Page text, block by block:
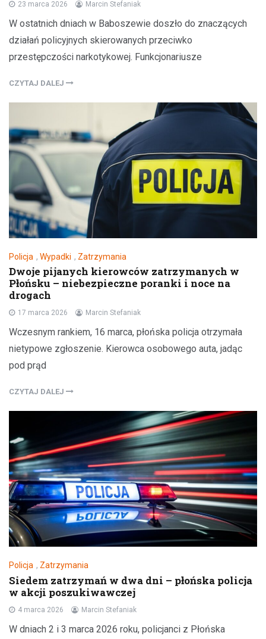
23 marca 2026 Marcin Stefaniak
W ostatnich dniach w Baboszewie doszło do znaczących
działań policyjnych skierowanych przeciwko
przestępczości narkotykowej. Funkcjonariusze
CZYTAJ DALEJ
Policja , Wypadki , Zatrzymania
Dwoje pijanych kierowców zatrzymanych w
Płońsku – niebezpieczne poranki i noce na
drogach
17 marca 2026 Marcin Stefaniak
Wczesnym rankiem, 16 marca, płońska policja otrzymała
nietypowe zgłoszenie. Kierowca osobowego auta, jadąc
pod prąd
CZYTAJ DALEJ
Policja , Zatrzymania
Siedem zatrzymań w dwa dni – płońska policja
w akcji poszukiwawczej
4 marca 2026 Marcin Stefaniak
W dniach 2 i 3 marca 2026 roku, policjanci z Płońska